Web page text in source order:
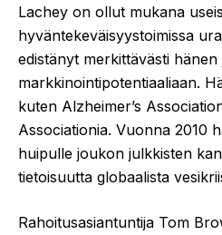
Lachey on ollut mukana
hyväntekeväisyystoimissa
edistänyt merkittävästi
markkinointipotentiaaliaan.
kuten Alzheimer’s
Associationia. Vuonna 2010
huipulle joukon julkkisten
tietoisuutta globaalista
Rahoitusasiantuntija Tom